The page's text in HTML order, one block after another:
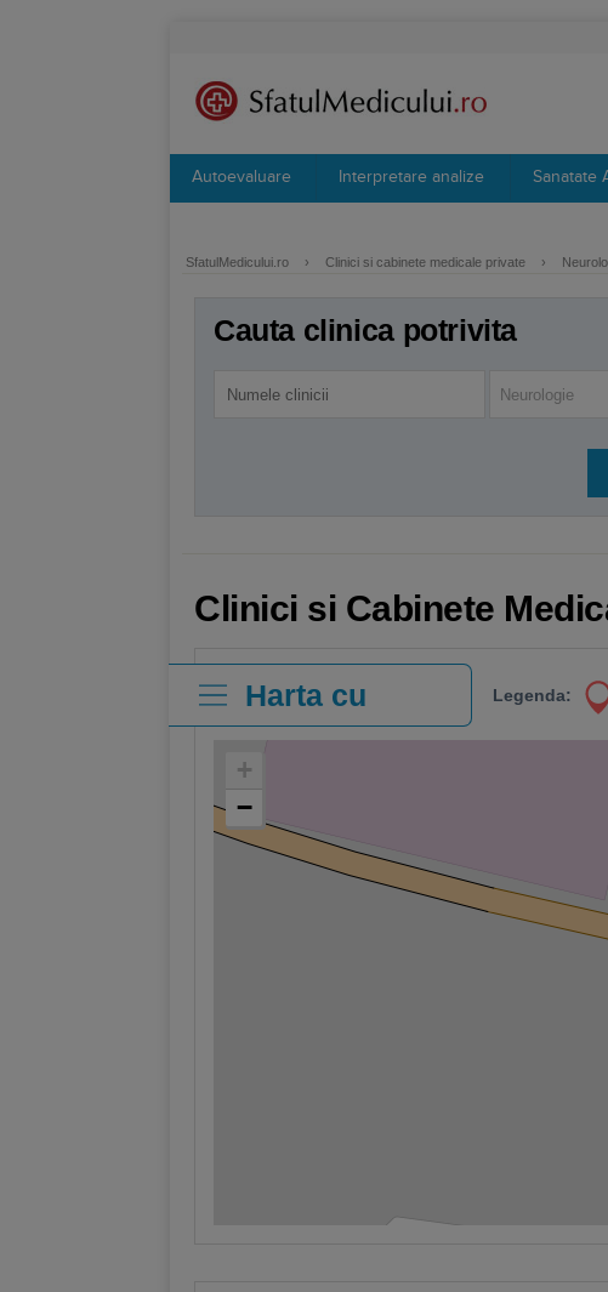
Autoevaluare Interpretare analize Sanatate
SfatulMedicului.ro › Clinici si cabinete medicale private ›
Cauta clinica potrivita
Neurologie
Clinici si Cabinete
Harta cu
clinici
Legenda:
+
−